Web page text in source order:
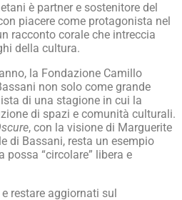
è partner e sostenitore del
piacere come protagonista nel
racconto corale che intreccia
della cultura.
la Fondazione Camillo
non solo come grande
di una stagione in cui la
di spazi e comunità culturali.
, con la visione di Marguerite
di Bassani, resta un esempio
possa “circolare” libera e
restare aggiornati sul